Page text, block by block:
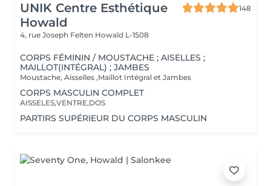
UNIK Centre Esthétique
Howald
148
4, rue Joseph Felten Howald L-1508
CORPS FÉMININ / MOUSTACHE ; AISELLES ;
MAILLOT(INTÉGRAL) ; JAMBES
Moustache, Aisselles ,Maillot Intégral et Jambes
CORPS MASCULIN COMPLET
AISSELES,VENTRE,DOS
PARTIRS SUPÉRIEUR DU CORPS MASCULIN